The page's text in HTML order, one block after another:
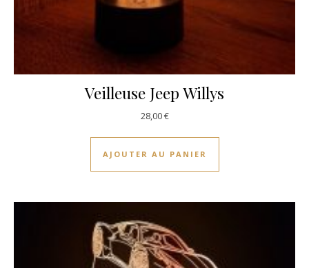
Veilleuse Jeep Willys
28,00€
AJOUTER AU PANIER